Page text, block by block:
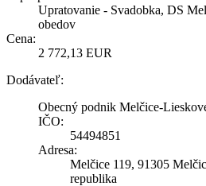
Upratovanie - Svadobka, DS
obedov
Cena:
2 772,13 EUR
Dodávateľ:
Obecný podnik Melčice-
IČO:
54494851
Adresa:
Melčice 119, 91305
republika